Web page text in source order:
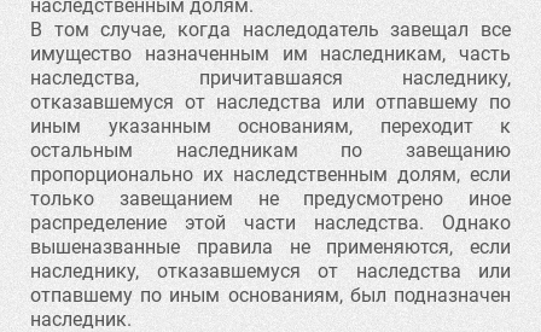
наследственным долям.
В том случае, когда наследодатель завещал все
имущество назначенным им наследникам, часть
наследства, причитавшаяся наследнику,
отказавшемуся от наследства или отпавшему по
иным указанным основаниям, переходит к
остальным наследникам по завещанию
пропорционально их наследственным долям, если
только завещанием не предусмотрено иное
распределение этой части наследства. Однако
вышеназванные правила не применяются, если
наследнику, отказавшемуся от наследства или
отпавшему по иным основаниям, был подназначен
наследник.